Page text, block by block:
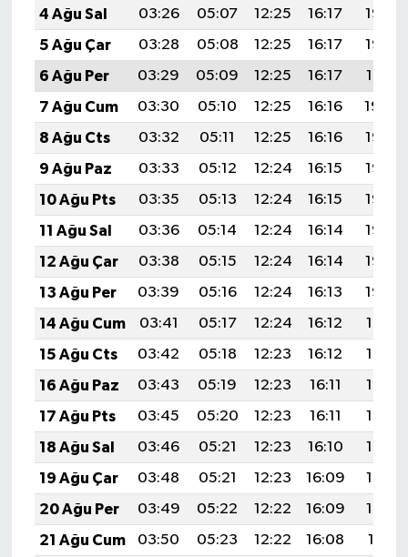
4 Ağu Sal
03:26 05:07 12:25 16:17
19:33
5 Ağu Çar
03:28 05:08 12:25 16:17
19:32
6 Ağu Per
03:29 05:09 12:25 16:17
19:31
7 Ağu Cum
03:30 05:10 12:25 16:16
19:29
8 Ağu Cts
03:32 05:11 12:25 16:16
19:28
9 Ağu Paz
03:33 05:12 12:24 16:15
19:27
10 Ağu Pts
03:35 05:13 12:24 16:15
19:26
11 Ağu Sal
03:36 05:14 12:24 16:14
19:25
12 Ağu Çar
03:38 05:15 12:24 16:14
19:23
13 Ağu Per
03:39 05:16 12:24 16:13
19:22
14 Ağu Cum
03:41 05:17 12:24 16:12
19:21
15 Ağu Cts
03:42 05:18 12:23 16:12
19:19
16 Ağu Paz
03:43 05:19 12:23 16:11
19:18
17 Ağu Pts
03:45 05:20 12:23 16:11
19:17
18 Ağu Sal
03:46 05:21 12:23 16:10
19:15
19 Ağu Çar
03:48 05:21 12:23 16:09
19:14
20 Ağu Per
03:49 05:22 12:22 16:09
19:12
21 Ağu Cum
03:50 05:23 12:22 16:08
19:11